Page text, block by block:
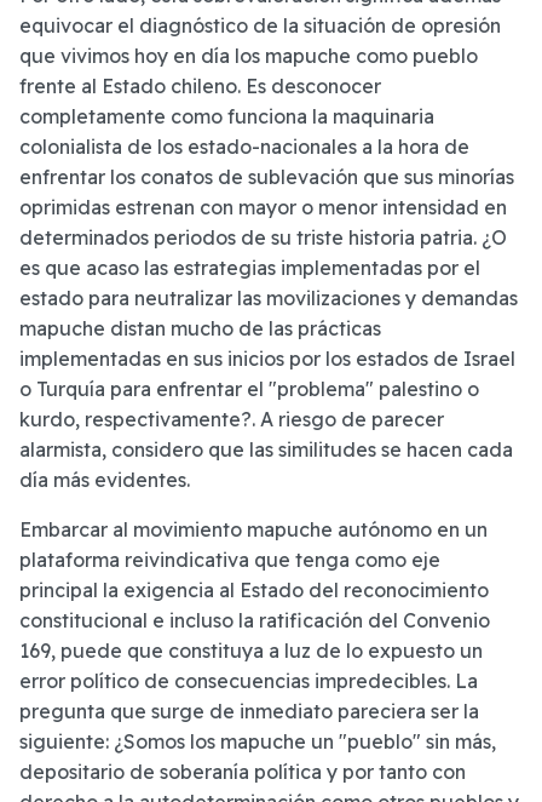
equivocar el diagnóstico de la situación de opresión
que vivimos hoy en día los mapuche como pueblo
frente al Estado chileno. Es desconocer
completamente como funciona la maquinaria
colonialista de los estado-nacionales a la hora de
enfrentar los conatos de sublevación que sus minorías
oprimidas estrenan con mayor o menor intensidad en
determinados periodos de su triste historia patria. ¿O
es que acaso las estrategias implementadas por el
estado para neutralizar las movilizaciones y demandas
mapuche distan mucho de las prácticas
implementadas en sus inicios por los estados de Israel
o Turquía para enfrentar el "problema" palestino o
kurdo, respectivamente?. A riesgo de parecer
alarmista, considero que las similitudes se hacen cada
día más evidentes.
Embarcar al movimiento mapuche autónomo en un
plataforma reivindicativa que tenga como eje
principal la exigencia al Estado del reconocimiento
constitucional e incluso la ratificación del Convenio
169, puede que constituya a luz de lo expuesto un
error político de consecuencias impredecibles. La
pregunta que surge de inmediato pareciera ser la
siguiente: ¿Somos los mapuche un "pueblo" sin más,
depositario de soberanía política y por tanto con